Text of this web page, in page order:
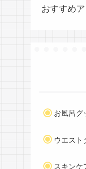
おすすめ
お風呂グ
ウエスト
スキンケ